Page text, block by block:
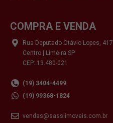
COMPRA E VENDA
Rua Deputado Otávio Lopes, 417
Centro | Limeira SP
CEP: 13.480-021
(19) 3404-4499
(19) 99368-1824
vendas@sassiimoveis.com.br